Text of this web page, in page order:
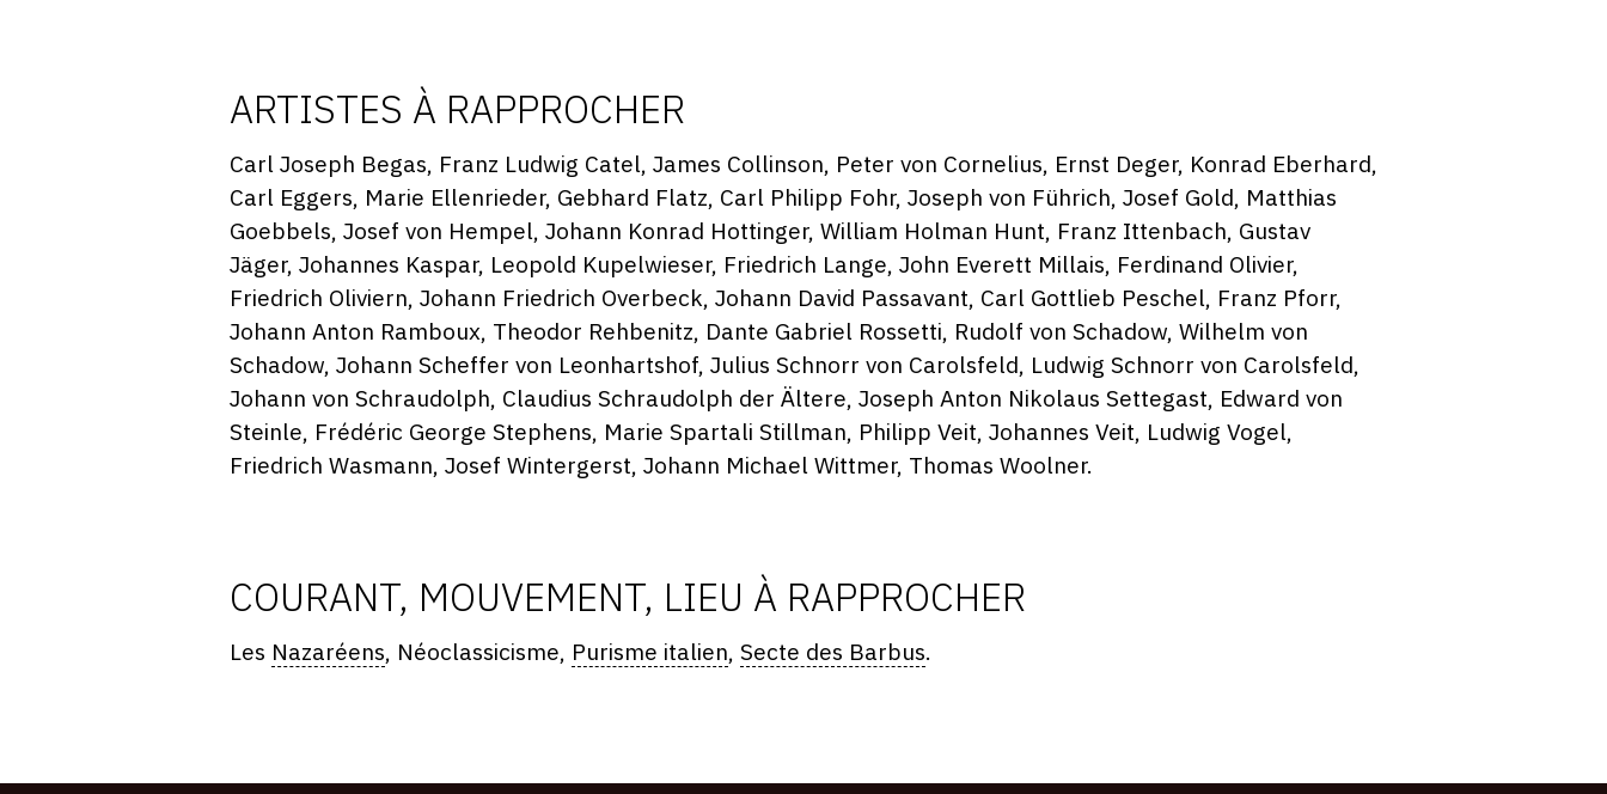
ARTISTES À RAPPROCHER
Carl Joseph Begas, Franz Ludwig Catel, James Collinson, Peter von Cornelius, Ernst Deger, Konrad Eberhard,
Carl Eggers, Marie Ellenrieder, Gebhard Flatz, Carl Philipp Fohr, Joseph von Führich, Josef Gold, Matthias
Goebbels, Josef von Hempel, Johann Konrad Hottinger, William Holman Hunt, Franz Ittenbach, Gustav
Jäger, Johannes Kaspar, Leopold Kupelwieser, Friedrich Lange, John Everett Millais, Ferdinand Olivier,
Friedrich Oliviern, Johann Friedrich Overbeck, Johann David Passavant, Carl Gottlieb Peschel, Franz Pforr,
Johann Anton Ramboux, Theodor Rehbenitz, Dante Gabriel Rossetti, Rudolf von Schadow, Wilhelm von
Schadow, Johann Scheffer von Leonhartshof, Julius Schnorr von Carolsfeld, Ludwig Schnorr von Carolsfeld,
Johann von Schraudolph, Claudius Schraudolph der Ältere, Joseph Anton Nikolaus Settegast, Edward von
Steinle, Frédéric George Stephens, Marie Spartali Stillman, Philipp Veit, Johannes Veit, Ludwig Vogel,
Friedrich Wasmann, Josef Wintergerst, Johann Michael Wittmer, Thomas Woolner.
COURANT, MOUVEMENT, LIEU À RAPPROCHER
Les Nazaréens, Néoclassicisme, Purisme italien, Secte des Barbus.